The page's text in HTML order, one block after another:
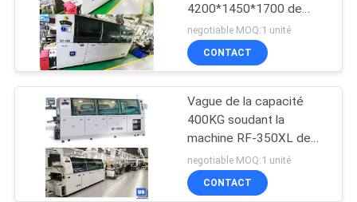
Déchargeur de
chargeur de carte
PCB
4200*1450*1700 de
vague sans plomb de RF-
400B
negotiable MOQ:1 unité
CONTACT
Vague de la capacité
400KG soudant la
machine RF-350XL de
soudure de vague de
préchauffage de
convection d'air chaud
negotiable MOQ:1 unité
CONTACT